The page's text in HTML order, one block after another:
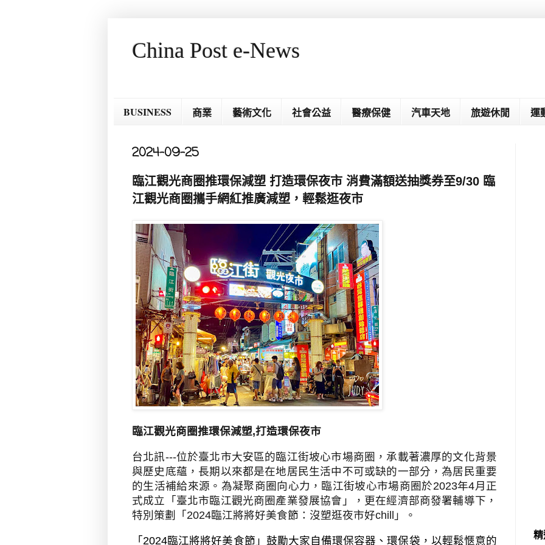
China Post e-News
BUSINESS 商業 藝術文化 社會公益 醫療保健 汽車天地 旅遊休閒 運
2024-09-25
臨江觀光商圈推環保減塑 打造環保夜市 消費滿額送抽獎券至9/30 臨
江觀光商圈攜手網紅推廣減塑，輕鬆逛夜市
臨江觀光商圈推環保減塑,打造環保夜市
台北訊---位於臺北市大安區的臨江街坡心市場商圈，承載著濃厚的文化背景
與歷史底蘊，長期以來都是在地居民生活中不可或缺的一部分，為居民重要
的生活補給來源。為凝聚商圈向心力，臨江街坡心市場商圈於2023年4月正
式成立「臺北市臨江觀光商圈產業發展協會」，更在經濟部商發署輔導下，
特別策劃「2024臨江將將好美食節：沒塑逛夜市好chill 」。
「2024臨江將將好美食節」鼓勵大家自備環保容器、環保袋，以輕鬆愜意的 精